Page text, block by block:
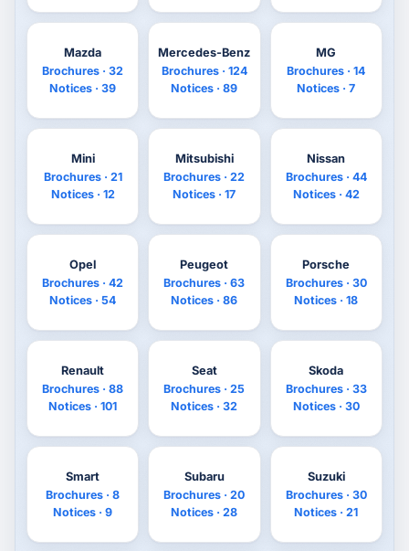
Mazda
Brochures · 32
Notices · 39
Mercedes-Benz
Brochures · 124
Notices · 89
MG
Brochures · 14
Notices · 7
Mini
Brochures · 21
Notices · 12
Mitsubishi
Brochures · 22
Notices · 17
Nissan
Brochures · 44
Notices · 42
Opel
Brochures · 42
Notices · 54
Peugeot
Brochures · 63
Notices · 86
Porsche
Brochures · 30
Notices · 18
Renault
Brochures · 88
Notices · 101
Seat
Brochures · 25
Notices · 32
Skoda
Brochures · 33
Notices · 30
Smart
Brochures · 8
Notices · 9
Subaru
Brochures · 20
Notices · 28
Suzuki
Brochures · 30
Notices · 21